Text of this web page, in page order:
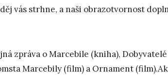
vás strhne, a naši obrazotvornost
zpráva o Marcebile (kniha), Dobyvatelé
Marcebily (film) a Ornament (film).Ak